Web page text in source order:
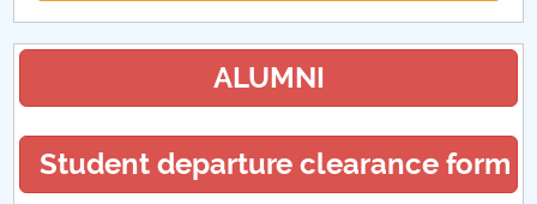
ALUMNI
Student departure clearance form